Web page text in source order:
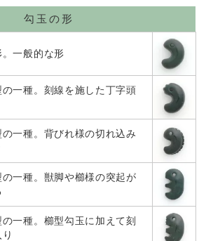
勾玉の形
。一般的な形
の一種。刻線を施した丁字頭
の一種。背びれ様の切れ込み
の一種。獣脚や櫛様の突起が
の一種。櫛型勾玉に加えて刻